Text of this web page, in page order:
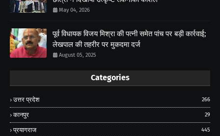
May 04, 2026
पूर्व विधायक विजय मिश्रा की पत्नी समेत पांच पर बड़ी कार्रवाई;
लेखपाल की तहरीर पर मुकदमा दर्ज
August 05, 2025
Categories
उत्तर प्रदेश 266
कानपुर 29
प्रयागराज 445